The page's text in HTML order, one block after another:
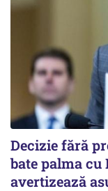
Decizie fără
bate palma cu
avertizează